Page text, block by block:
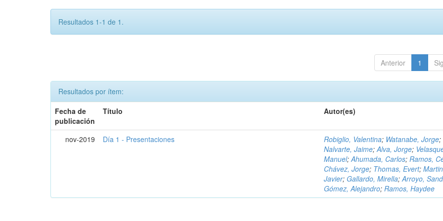
Resultados 1-1 de 1.
Anterior 1
Resultados por ítem:
Fecha de
publicación
Título Autor(es)
nov-2019 Día 1 - Presentaciones Robiglio, Valentina; Watanabe, Jorge;
Nalvarte, Jaime;Alva, Jorge;
Manuel;Ahumada, Carlos;Ramos,
Chávez, Jorge; Thomas, Evert;
Javier; Gallardo, Mirella;Arroyo,
Gómez, Alejandro;Ramos, Haydee